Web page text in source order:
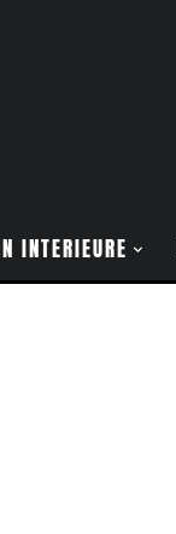
INTERIEURE